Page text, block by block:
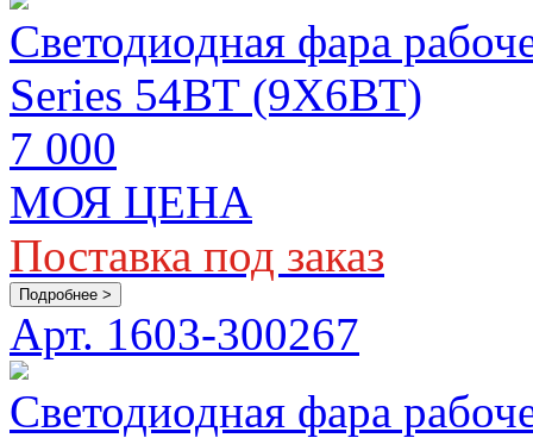
Светодиодная фара
Series 54ВТ (9Х6ВТ)
7 000
МОЯ ЦЕНА
Поставка под заказ
Подробнее >
Арт. 1603-300267
Светодиодная фара